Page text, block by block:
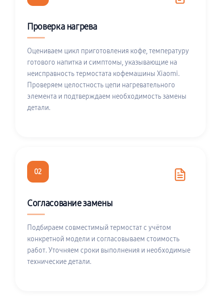
Проверка нагрева
Оцениваем цикл приготовления кофе, температуру
готового напитка и симптомы, указывающие на
неисправность термостата кофемашины Xiaomi.
Проверяем целостность цепи нагревательного
элемента и подтверждаем необходимость замены
детали.
02
Согласование замены
Подбираем совместимый термостат с учётом
конкретной модели и согласовываем стоимость
работ. Уточняем сроки выполнения и необходимые
технические детали.